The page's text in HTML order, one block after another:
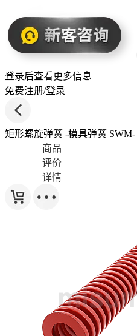
登录后查看更多信息
免费注册/登录
矩形螺旋弹簧 -模具弹簧 SWM-
商品
评价
详情